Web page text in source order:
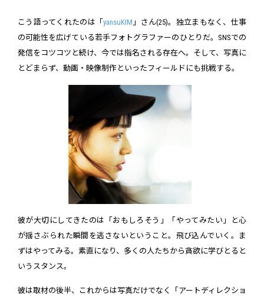
こう語ってくれたのは「yansuKIM 」さん(25)。独立まもなく、仕事
の可能性を広げている若手フォトグラファーのひとりだ。SNSでの
発信をコツコツと続け、今では指名される存在へ。そして、写真に
とどまらず、動画・映像制作といったフィールドにも挑戦する。
彼が大切にしてきたのは「おもしろそう」「やってみたい」と心
が揺さぶられた瞬間を逃さないということ。飛び込んでいく。ま
ずはやってみる。素直になり、多くの人たちから貪欲に学びとると
いうスタンス。
彼は取材の後半、これからは写真だけでなく「アートディレクショ